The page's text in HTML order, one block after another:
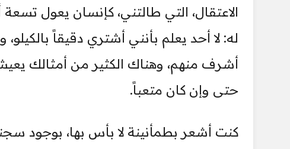
الاعتقال، التي طالتني، كإنسان يعول
له: لا أحد يعلم بأنني أشتري دقيقاً
أشرف منهم، وهناك الكثير من أمثالك
حتى وإن كان متعباً.
كنت أشعر بطمأنينة لا بأس بها، بوجود